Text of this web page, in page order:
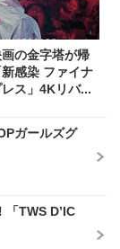
の金字塔が帰
感染 ファイナ
ス」4Kリバ...
ガールズグ
「TWS D’IC